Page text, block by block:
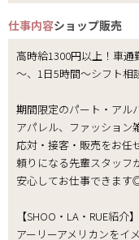
仕事内容ショップ販売
高時給1300円以上！車通
～、1日5時間～シフト相
期間限定のパート・アル
アパレル、ファッション
応対・接客・販売をお任
頼りになる先輩スタッフ
安心してお仕事できます
【SHOO・LA・RUE紹介】
アーリーアメリカンをイ